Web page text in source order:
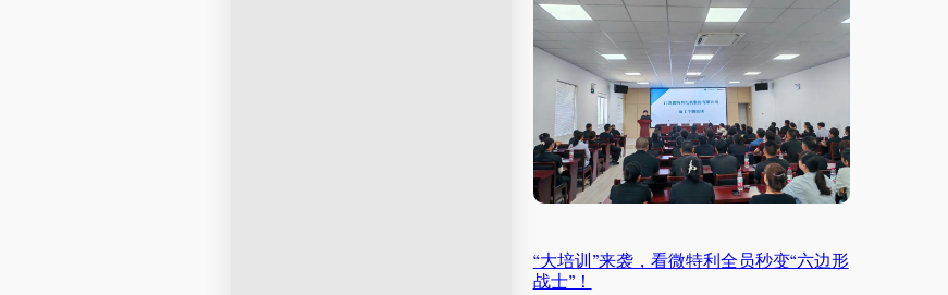
“大培训”来袭，看微特利全员秒变“六边形
战士”！